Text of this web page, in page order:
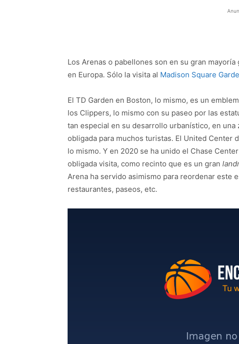
Los Arenas o pabellones son en su gran
en Europa. Sólo la visita al Madison Square
El TD Garden en Boston, lo mismo, es un
los Clippers, lo mismo con su paseo por las
tan especial en su desarrollo urbanístico, en
obligada para muchos turistas. El United Center
lo mismo. Y en 2020 se ha unido el Chase
obligada visita, como recinto que es un gran
Arena ha servido asimismo para reordenar este
restaurantes, paseos, etc.